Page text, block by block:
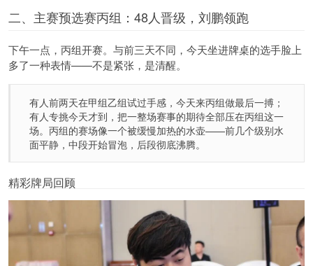
二、主赛预选赛丙组：48人晋级，刘鹏领跑
下午一点，丙组开赛。与前三天不同，今天坐进牌桌的选手脸上
多了一种表情——不是紧张，是清醒。
有人前两天在甲组乙组试过手感，今天来丙组做最后一搏；
有人专挑今天才到，把一整场赛事的期待全部压在丙组这一
场。丙组的赛场像一个被缓慢加热的水壶——前几个级别水
面平静，中段开始冒泡，后段彻底沸腾。
精彩牌局回顾